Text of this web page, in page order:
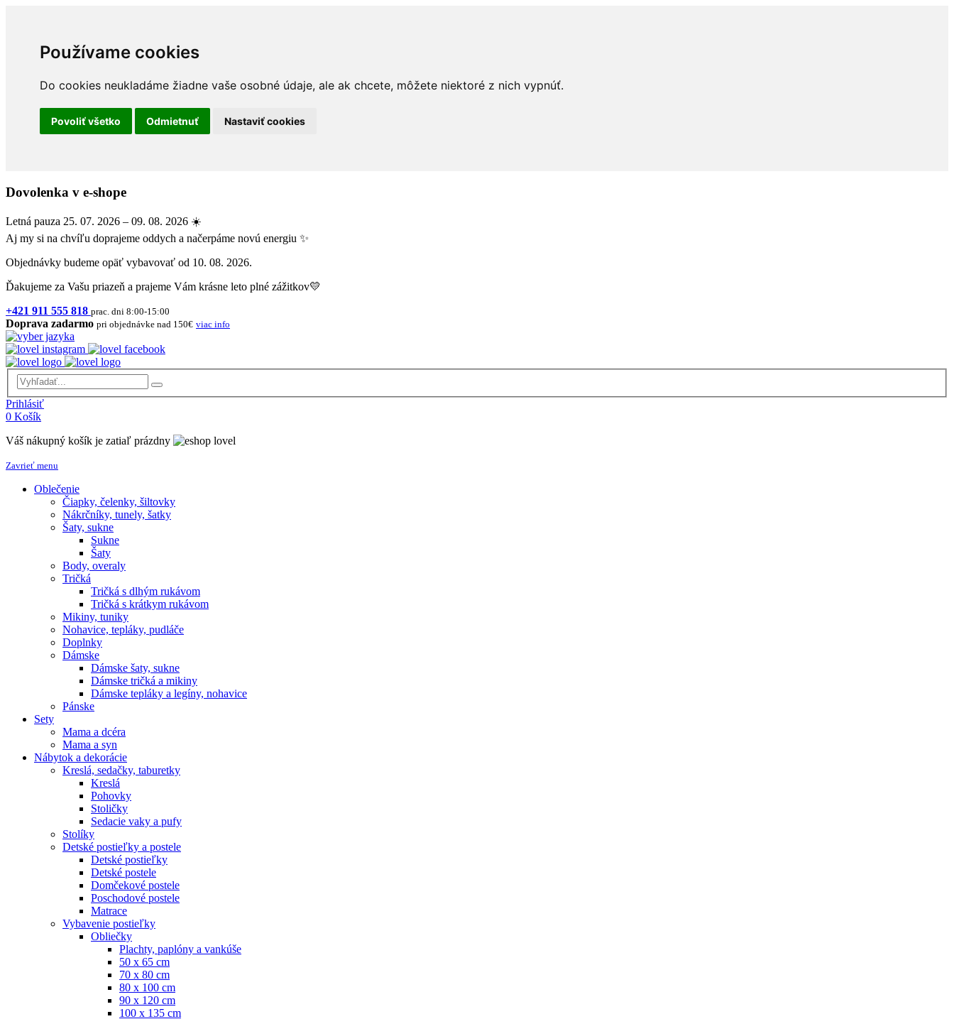
Používame cookies
Do cookies neukladáme žiadne vaše osobné údaje, ale ak chcete, môžete niektoré z nich vypnúť.
Povoliť všetko Odmietnuť Nastaviť cookies
Dovolenka v e-shope
Letná pauza 25. 07. 2026 – 09. 08. 2026 ☀️
Aj my si na chvíľu doprajeme oddych a načerpáme novú energiu ✨
Objednávky budeme opäť vybavovať od 10. 08. 2026.
Ďakujeme za Vašu priazeň a prajeme Vám krásne leto plné zážitkov💛
+421 911 555 818 prac. dni 8:00-15:00
Doprava zadarmo pri objednávke nad 150€ viac info
Prihlásiť
0 Košík
Váš nákupný košík je zatiaľ prázdny
Zavrieť menu
Oblečenie
Čiapky, čelenky, šiltovky
Nákrčníky, tunely, šatky
Šaty, sukne
Sukne
Šaty
Body, overaly
Tričká
Tričká s dlhým rukávom
Tričká s krátkym rukávom
Mikiny, tuniky
Nohavice, tepláky, pudláče
Doplnky
Dámske
Dámske šaty, sukne
Dámske tričká a mikiny
Dámske tepláky a legíny, nohavice
Pánske
Sety
Mama a dcéra
Mama a syn
Nábytok a dekorácie
Kreslá, sedačky, taburetky
Kreslá
Pohovky
Stoličky
Sedacie vaky a pufy
Stolíky
Detské postieľky a postele
Detské postieľky
Detské postele
Domčekové postele
Poschodové postele
Matrace
Vybavenie postieľky
Obliečky
Plachty, paplóny a vankúše
50 x 65 cm
70 x 80 cm
80 x 100 cm
90 x 120 cm
100 x 135 cm